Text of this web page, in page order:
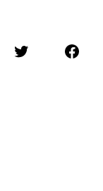
Twitter